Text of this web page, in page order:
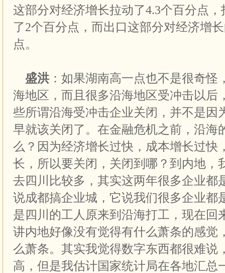
这部分对经济增长拉动了4.3个百分点
了2个百分点，而出口这部分对经济增
点。
盛洪 ：如果湖南高一点也不是很奇
海地区，而且很多沿海地区受冲击以后
些所谓沿海受冲击企业关闭，并不是因
早就该关闭了。在金融危机之前，沿海
么？因为经济增长过快，成本增长过快
长，所以要关闭，关闭到哪？到内地，
去四川比较多，其实这两年很多企业都
说成都搞企业城，它说我们很多企业都
是四川的工人原来到沿海打工，现在回
讲内地好像没有觉得有什么萧条的感觉
么萧条。其实我觉得数字东西都很难说
高，但是我估计国家统计局在各地汇总